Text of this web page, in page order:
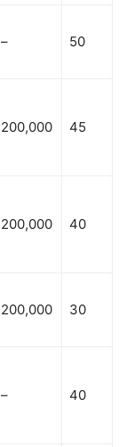
– 50
200,000 45
200,000 40
200,000 30
– 40